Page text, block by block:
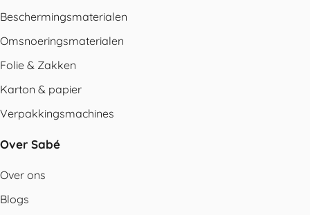
Beschermingsmaterialen
Omsnoeringsmaterialen
Folie & Zakken
Karton & papier
Verpakkingsmachines
Over Sabé
Over ons
Blogs